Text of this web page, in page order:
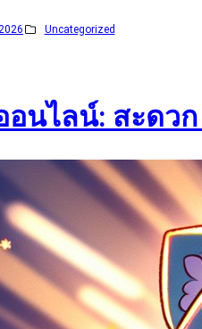
Uncategorized
อนไลน์: สะดว